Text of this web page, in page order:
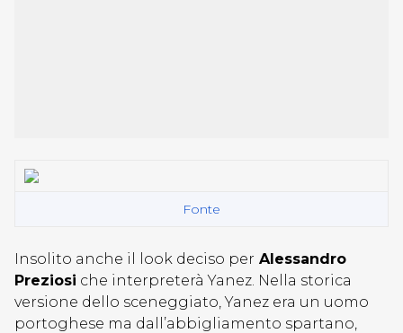
Fonte
Insolito anche il look deciso per Alessandro
Preziosi che interpreterà Yanez. Nella storica
versione dello sceneggiato, Yanez era un uomo
portoghese ma dall’abbigliamento spartano,